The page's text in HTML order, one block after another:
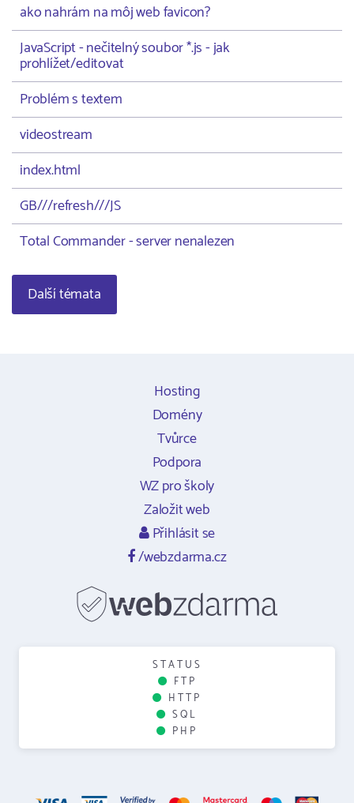
ako nahrám na môj web favicon?
JavaScript - nečitelný soubor *.js - jak
prohlížet/editovat
Problém s textem
videostream
index.html
GB///refresh///JS
Total Commander - server nenalezen
Další témata
Hosting
Domény
Tvůrce
Podpora
WZ pro školy
Založit web
Přihlásit se
/webzdarma.cz
STATUS
FTP
HTTP
SQL
PHP